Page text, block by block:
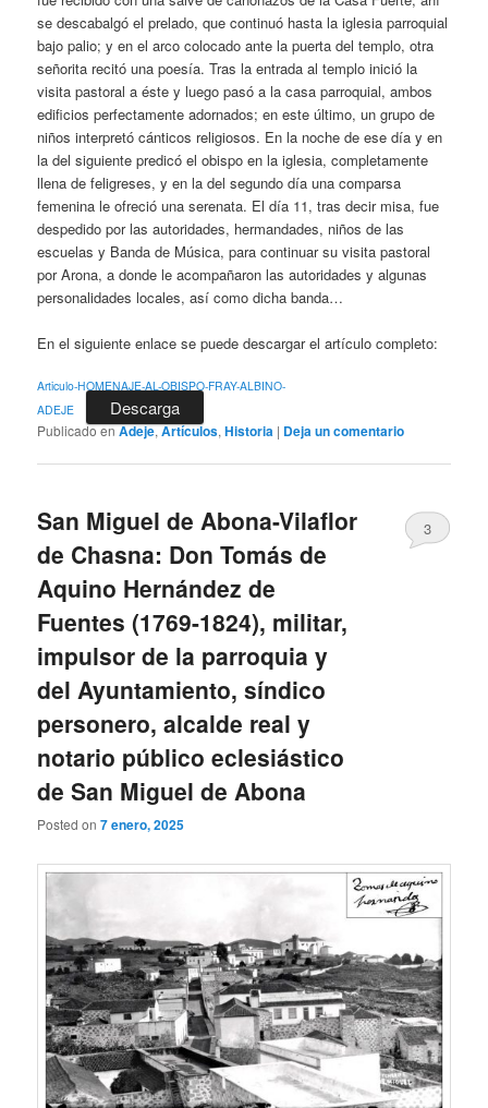
se descabalgó el prelado, que continuó hasta la iglesia parroquial
bajo palio; y en el arco colocado ante la puerta del templo, otra
señorita recitó una poesía. Tras la entrada al templo inició la
visita pastoral a éste y luego pasó a la casa parroquial, ambos
edificios perfectamente adornados; en este último, un grupo de
niños interpretó cánticos religiosos. En la noche de ese día y en
la del siguiente predicó el obispo en la iglesia, completamente
llena de feligreses, y en la del segundo día una comparsa
femenina le ofreció una serenata. El día 11, tras decir misa, fue
despedido por las autoridades, hermandades, niños de las
escuelas y Banda de Música, para continuar su visita pastoral
por Arona, a donde le acompañaron las autoridades y algunas
personalidades locales, así como dicha banda…
En el siguiente enlace se puede descargar el artículo completo:
Articulo-HOMENAJE-AL-OBISPO-FRAY-ALBINO-
ADEJE
Descarga
Publicado enAdeje,Artículos,Historia | Deja un comentario
San Miguel de Abona-Vilaflor
de Chasna: Don Tomás de
Aquino Hernández de
Fuentes (1769-1824), militar,
impulsor de la parroquia y
del Ayuntamiento, síndico
personero, alcalde real y
notario público eclesiástico
de San Miguel de Abona
Posted on7 enero, 2025
3